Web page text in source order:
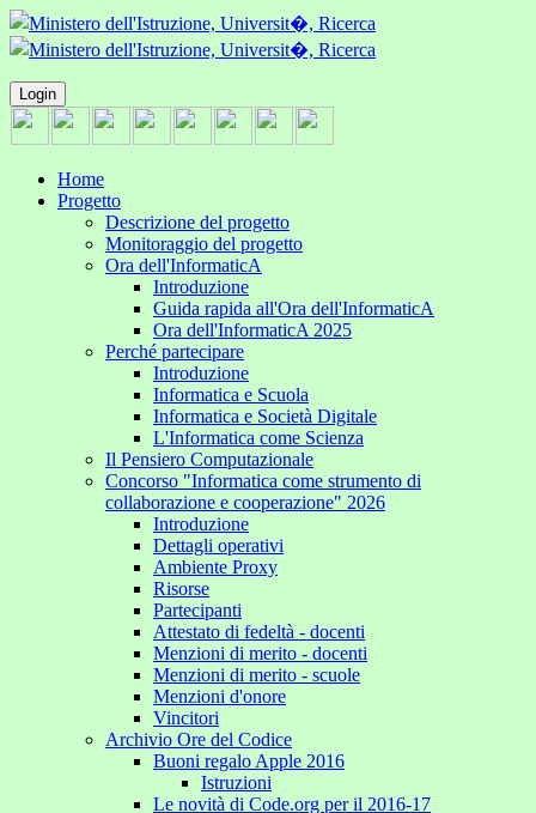
Login
Home
Progetto
Descrizione del progetto
Monitoraggio del progetto
Ora dell'InformaticA
Introduzione
Guida rapida all'Ora dell'InformaticA
Ora dell'InformaticA 2025
Perché partecipare
Introduzione
Informatica e Scuola
Informatica e Società Digitale
L'Informatica come Scienza
Il Pensiero Computazionale
Concorso "Informatica come strumento di
collaborazione e cooperazione" 2026
Introduzione
Dettagli operativi
Ambiente Proxy
Risorse
Partecipanti
Attestato di fedeltà - docenti
Menzioni di merito - docenti
Menzioni di merito - scuole
Menzioni d'onore
Vincitori
Archivio Ore del Codice
Buoni regalo Apple 2016
Istruzioni
Le novità di Code.org per il 2016-17